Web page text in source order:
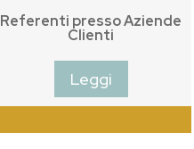
Referenti presso Aziende
Clienti
Leggi